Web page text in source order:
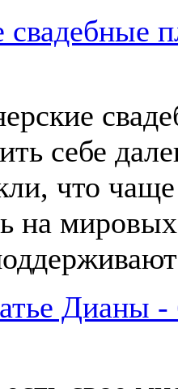
свадебные
себе
что
на
Дианы -